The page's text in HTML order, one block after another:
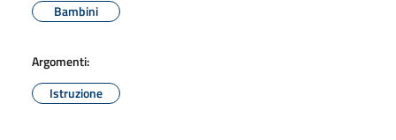
Bambini
Argomenti:
Istruzione